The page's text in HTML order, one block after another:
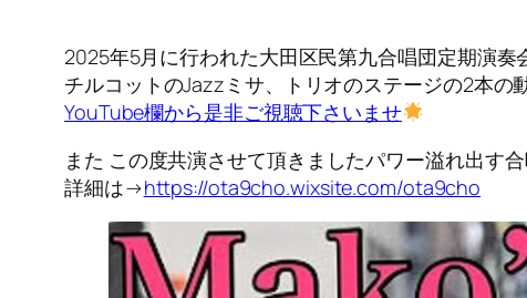
2025年5月に行われた大田区民第九合唱団定期演
チルコットのJazzミサ、トリオのステージの2本の
YouTube欄から是非ご視聴下さいませ
また この度共演させて頂きましたパワー溢れ出す
詳細は→https://ota9cho.wixsite.com/ota9cho